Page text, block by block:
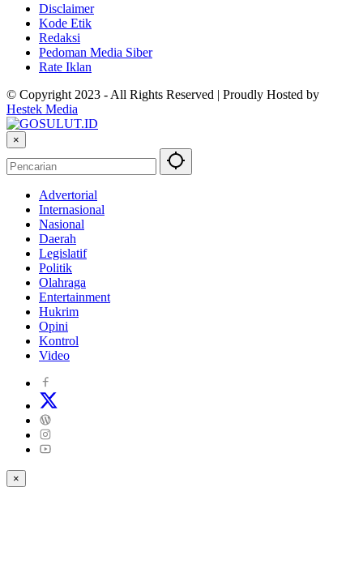
Disclaimer
Kode Etik
Redaksi
Pedoman Media Siber
Rate Iklan
© Copyright 2023 - All Rights Reserved | Proudly Hosted by
Hestek Media
×
Advertorial
Internasional
Nasional
Daerah
Legislatif
Politik
Olahraga
Entertainment
Hukrim
Opini
Kontrol
Video
×